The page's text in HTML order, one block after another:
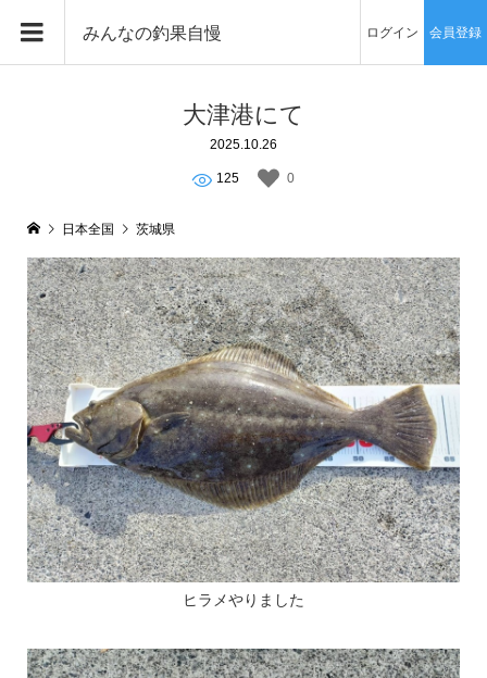
みんなの釣果自慢 ログイン 会員登録
大津港にて
2025.10.26
125 0
日本全国 茨城県
ヒラメやりました